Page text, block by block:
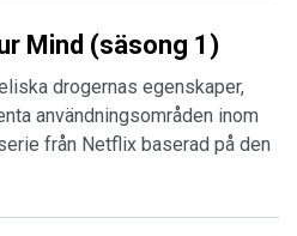
Mind (säsong 1)
drogernas egenskaper,
användningsområden inom
från Netflix baserad på den